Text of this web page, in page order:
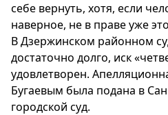
себе вернуть, хотя, если
наверное, не в праве уже
В Дзержинском районном
достаточно долго, иск
удовлетворен.
Бугаевым была подана в
городской суд.